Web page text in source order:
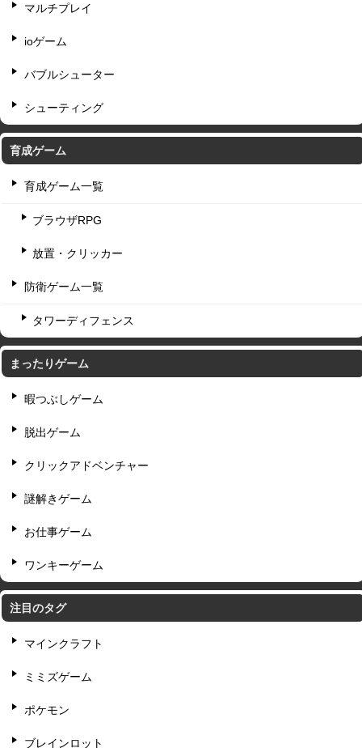
マルチプレイ
ioゲーム
バブルシューター
シューティング
育成ゲーム
育成ゲーム一覧
ブラウザRPG
放置・クリッカー
防衛ゲーム一覧
タワーディフェンス
まったりゲーム
暇つぶしゲーム
脱出ゲーム
クリックアドベンチャー
謎解きゲーム
お仕事ゲーム
ワンキーゲーム
注目のタグ
マインクラフト
ミミズゲーム
ポケモン
ブレインロット